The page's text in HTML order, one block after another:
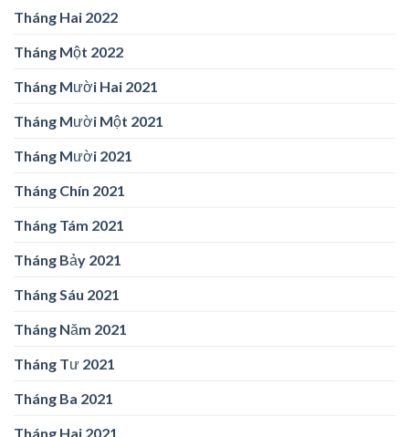
Tháng Hai 2022
Tháng Một 2022
Tháng Mười Hai 2021
Tháng Mười Một 2021
Tháng Mười 2021
Tháng Chín 2021
Tháng Tám 2021
Tháng Bảy 2021
Tháng Sáu 2021
Tháng Năm 2021
Tháng Tư 2021
Tháng Ba 2021
Tháng Hai 2021